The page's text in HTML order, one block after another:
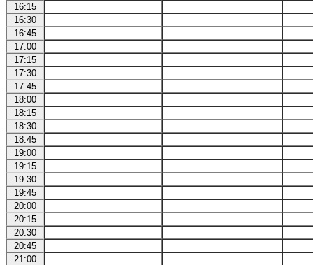
16:15
16:30
16:45
17:00
17:15
17:30
17:45
18:00
18:15
18:30
18:45
19:00
19:15
19:30
19:45
20:00
20:15
20:30
20:45
21:00